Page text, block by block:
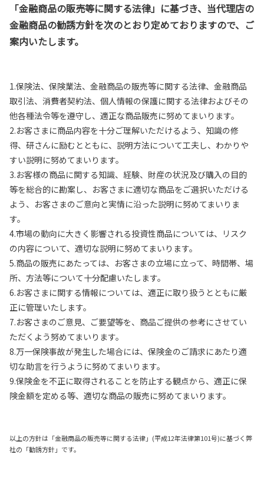
「金融商品の販売等に関する法律」に基づき、当代理店の
金融商品の勧誘方針を次のとおり定めておりますので、ご
案内いたします。
1.保険法、保険業法、金融商品の販売等に関する法律、金融商品
取引法、消費者契約法、個人情報の保護に関する法律およびその
他各種法令等を遵守し、適正な商品販売に努めてまいります。
2.お客さまに商品内容を十分ご理解いただけるよう、知識の修
得、研さんに励むとともに、説明方法について工夫し、わかりや
すい説明に努めてまいります。
3.お客様の商品に関する知識、経験、財産の状況及び購入の目的
等を総合的に勘案し、お客さまに適切な商品をご選択いただける
よう、お客さまのご意向と実情に沿った説明に努めてまいりま
す。
4.市場の動向に大きく影響される投資性商品については、リスク
の内容について、適切な説明に努めてまいります。
5.商品の販売にあたっては、お客さまの立場に立って、時間帯、場
所、方法等について十分配慮いたします。
6.お客さまに関する情報については、適正に取り扱うとともに厳
正に管理いたします。
7.お客さまのご意見、ご要望等を、商品ご提供の参考にさせてい
ただくよう努めてまいります。
8.万一保険事故が発生した場合には、保険金のご請求にあたり適
切な助言を行うように努めてまいります。
9.保険金を不正に取得されることを防止する観点から、適正に保
険金額を定める等、適切な商品の販売に努めてまいります。
以上の方針は「金融商品の販売等に関する法律」(平成12年法律第101号)に基づく弊
社の「勧誘方針」です。